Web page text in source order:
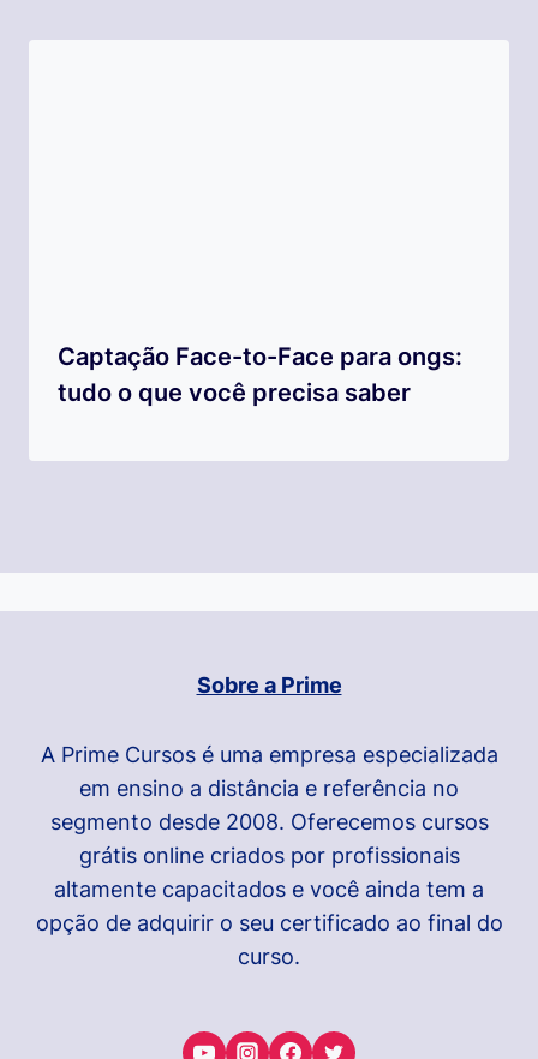
Captação Face-to-Face para ongs:
tudo o que você precisa saber
Sobre a Prime
A Prime Cursos é uma empresa especializada
em ensino a distância e referência no
segmento desde 2008. Oferecemos cursos
grátis online criados por profissionais
altamente capacitados e você ainda tem a
opção de adquirir o seu certificado ao final do
curso.